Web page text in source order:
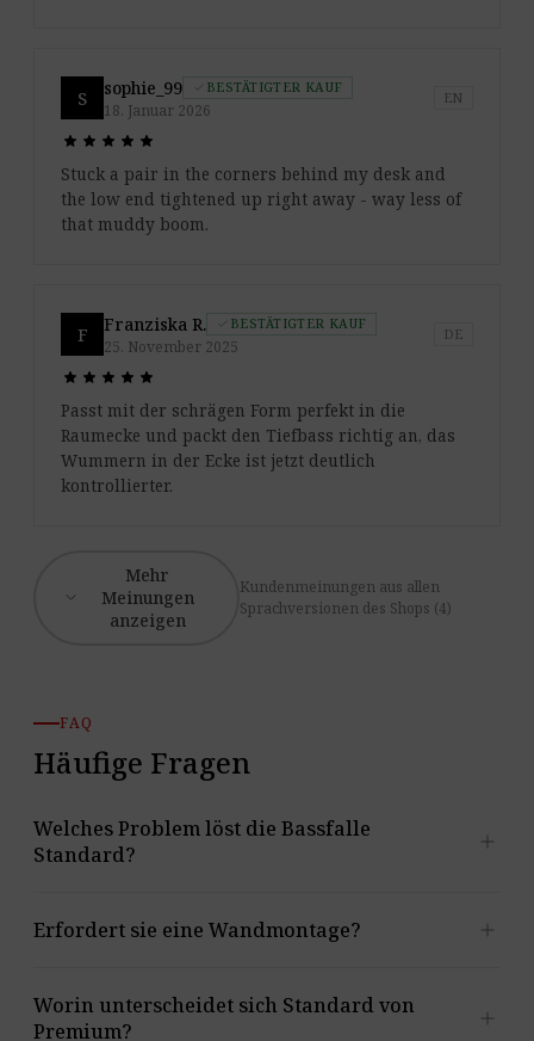
S sophie_99 check BESTÄTIGTER KAUF
18. Januar 2026
EN
star star star star star
star star star star star
Stuck a pair in the corners behind my desk and
the low end tightened up right away - way less of
that muddy boom.
F Franziska R. check BESTÄTIGTER KAUF
25. November 2025
DE
star star star star star
star star star star star
Passt mit der schrägen Form perfekt in die
Raumecke und packt den Tiefbass richtig an, das
Wummern in der Ecke ist jetzt deutlich
kontrollierter.
expand_more
Mehr
Meinungen
anzeigen
Kundenmeinungen aus allen
Sprachversionen des Shops (4)
FAQ
Häufige Fragen
Welches Problem löst die Bassfalle
Standard?
add
Sie hilft, Dröhnen, stehende Wellen und
Bassüberhöhungen in den Ecken zu reduzieren. Der
Kurvenmaximum von α = 0,98 liegt bei 125 Hz.
Erfordert sie eine Wandmontage? add
Nein. Die Bassfalle ist freistehend und für die
Aufstellung in der Raumecke gedacht.
Worin unterscheidet sich Standard von
Premium?
add